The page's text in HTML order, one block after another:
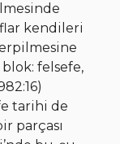
kendileri
felsefe,
tarihi de
parçası